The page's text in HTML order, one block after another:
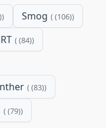
Smog (106)
(84)
(83)
(79)